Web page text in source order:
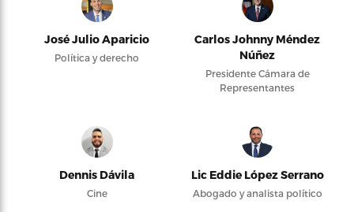
José Julio Aparicio
Política y derecho
Carlos Johnny Méndez
Núñez
Presidente Cámara de
Representantes
Dennis Dávila
Cine
Lic Eddie López Serrano
Abogado y analista político